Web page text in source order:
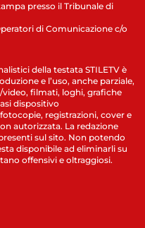
presso il Tribunale di
di Comunicazione c/o
della testata STILETV è
e l’uso, anche parziale,
filmati, loghi, grafiche
dispositivo
registrazioni, cover e
autorizzata. La redazione
sul sito. Non potendo
disponibile ad eliminarli su
offensivi e oltraggiosi.